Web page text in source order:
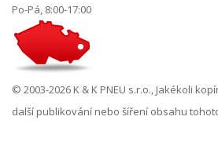
Po-Pá, 8:00-17:00
© 2003-2026 K & K PNEU s.r.o., Jakékoli
další publikování nebo šíření obsahu